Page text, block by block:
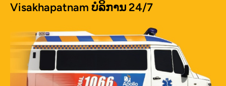
Visakhapatnam ບໍລິການ 24/7